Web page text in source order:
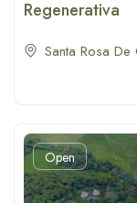
Regenerativa
Santa Rosa
Open